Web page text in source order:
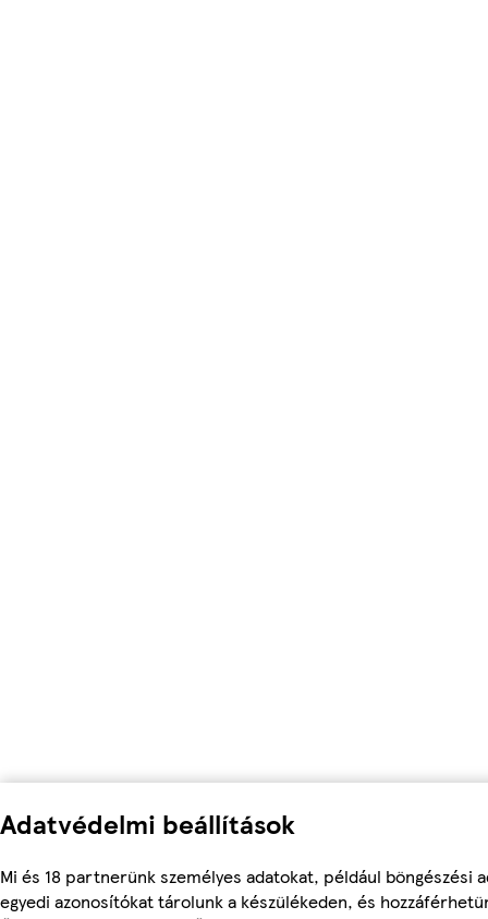
Adatvédelmi beállítások
Mi és 18 partnerünk személyes adatokat, például böngészési
egyedi azonosítókat tárolunk a készülékeden, és